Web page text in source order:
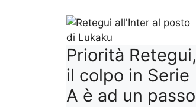
Priorità Retegui,
il colpo in Serie
A è ad un passo